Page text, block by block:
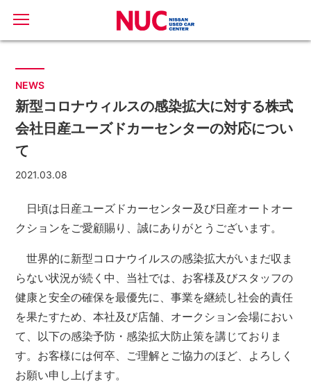
NEWS
新型コロナウィルスの感染拡大に対する株式
会社日産ユーズドカーセンターの対応につい
て
2021.03.08
日頃は日産ユーズドカーセンター及び日産オートオー
クションをご愛顧賜り、誠にありがとうございます。
世界的に新型コロナウイルスの感染拡大がいまだ収ま
らない状況が続く中、当社では、お客様及びスタッフの
健康と安全の確保を最優先に、事業を継続し社会的責任
を果たすため、本社及び店舗、オークション会場におい
て、以下の感染予防・感染拡大防止策を講じておりま
す。お客様には何卒、ご理解とご協力のほど、よろしく
お願い申し上げます。